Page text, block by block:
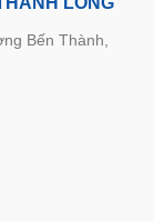
Bến Thành,